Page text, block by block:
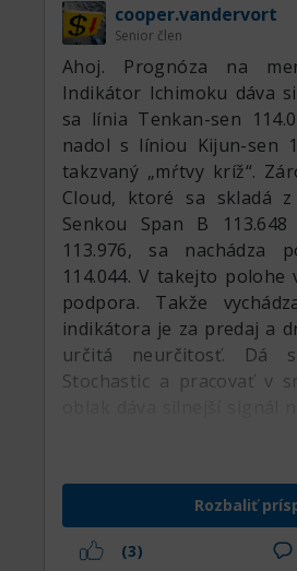
cooper.vandervort
Senior člen
Ahoj. Prognóza na
Indikátor Ichimoku dáva
sa línia Tenkan-sen
nadol s líniou Kijun-sen
takzvaný „mŕtvy kríž“.
Cloud, ktoré sa skladá
Senkou Span B
113.976, sa nachádza
114.044. V takejto
podpora. Takže
indikátora je za predaj a
určitá neurčitosť. Dá
Stochastic a pracovať v
sme dostali nákupný
signálom z oblaku, čo aj
budem nakupovať.
Rozbaliť
(3)